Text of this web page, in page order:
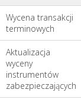
Wycena transakcji
terminowych
Aktualizacja
wyceny
instrumentów
zabezpieczających